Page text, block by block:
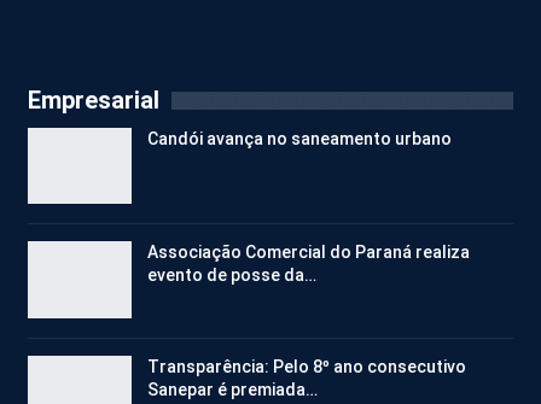
Empresarial
Candói avança no saneamento urbano
Associação Comercial do Paraná realiza
evento de posse da…
Transparência: Pelo 8º ano consecutivo
Sanepar é premiada…